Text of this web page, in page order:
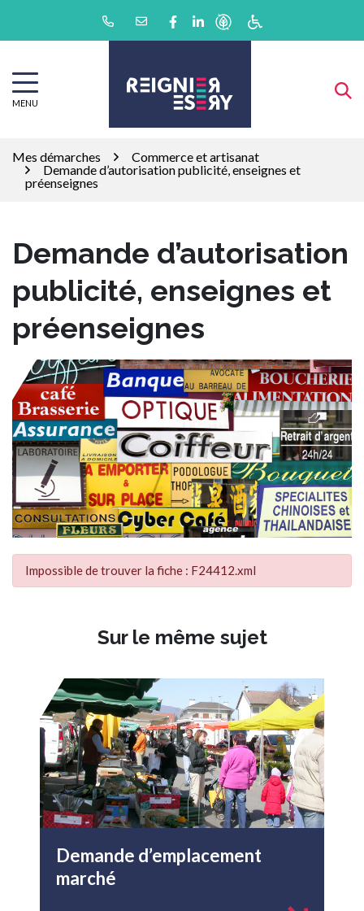
Lien vers le compte Facebook
Lien vers le compte Linkedin
MENU
Mes démarches
Commerce et artisanat
Demande d’autorisation publicité, enseignes et
préenseignes
Demande d’autorisation
publicité, enseignes et
préenseignes
Impossible de trouver la fiche : F24412.xml
Sur le même sujet
Demande d’emplacement
marché